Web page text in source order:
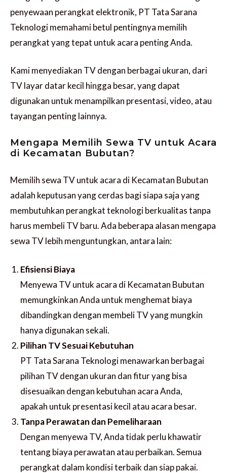
penyewaan perangkat elektronik, PT Tata Sarana
Teknologi memahami betul pentingnya memilih
perangkat yang tepat untuk acara penting Anda.
Kami menyediakan TV dengan berbagai ukuran, dari
TV layar datar kecil hingga besar, yang dapat
digunakan untuk menampilkan presentasi, video, atau
tayangan penting lainnya.
Mengapa Memilih Sewa TV untuk Acara
di Kecamatan Bubutan?
Memilih sewa TV untuk acara di Kecamatan Bubutan
adalah keputusan yang cerdas bagi siapa saja yang
membutuhkan perangkat teknologi berkualitas tanpa
harus membeli TV baru. Ada beberapa alasan mengapa
sewa TV lebih menguntungkan, antara lain:
Efisiensi Biaya
Menyewa TV untuk acara di Kecamatan Bubutan
memungkinkan Anda untuk menghemat biaya
dibandingkan dengan membeli TV yang mungkin
hanya digunakan sekali.
Pilihan TV Sesuai Kebutuhan
PT Tata Sarana Teknologi menawarkan berbagai
pilihan TV dengan ukuran dan fitur yang bisa
disesuaikan dengan kebutuhan acara Anda,
apakah untuk presentasi kecil atau acara besar.
Tanpa Perawatan dan Pemeliharaan
Dengan menyewa TV, Anda tidak perlu khawatir
tentang biaya perawatan atau perbaikan. Semua
perangkat dalam kondisi terbaik dan siap pakai.